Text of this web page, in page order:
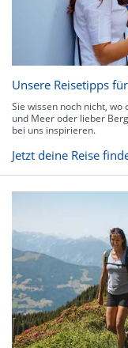
Unsere Reisetipps
Sie wissen noch nicht, wo
und Meer oder lieber
bei uns inspirieren.
Jetzt deine Reise